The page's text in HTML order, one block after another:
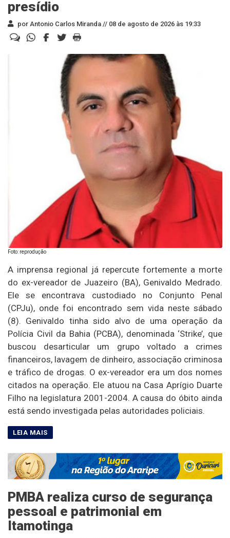
presídio
por Antonio Carlos Miranda // 08 de agosto de 2026 às 19:33
Foto: reprodução
A imprensa regional já repercute fortemente a morte
do ex-vereador de Juazeiro (BA), Genivaldo Medrado.
Ele se encontrava custodiado no Conjunto Penal
(CPJu), onde foi encontrado sem vida neste sábado
(8). Genivaldo tinha sido alvo de uma operação da
Polícia Civil da Bahia (PCBA), denominada ‘Strike’, que
buscou desarticular um grupo voltado a crimes
financeiros, lavagem de dinheiro, associação criminosa
e tráfico de drogas. O ex-vereador era um dos nomes
citados na operação. Ele atuou na Casa Aprígio Duarte
Filho na legislatura 2001-2004. A causa do óbito ainda
está sendo investigada pelas autoridades policiais.
PMBA realiza curso de segurança
pessoal e patrimonial em
Itamotinga